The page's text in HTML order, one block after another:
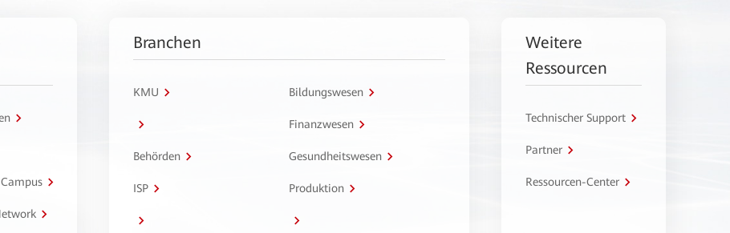
Branchen
KMU Bildungswesen
Finanzwesen
Behörden Gesundheitswesen
ISP Produktion
Weitere
Ressourcen
Technischer Support
Partner
Ressourcen-Center